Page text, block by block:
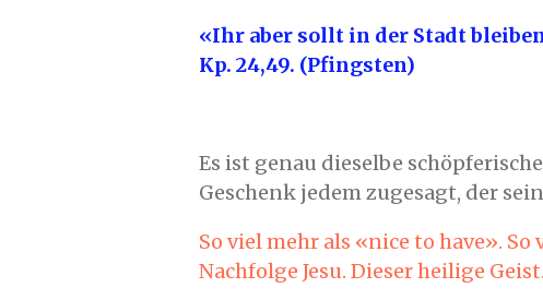
«Ihr aber sollt in der Stadt
Kp. 24,49. (Pfingsten)
Es ist genau dieselbe
Geschenk jedem zugesagt, der
So viel mehr als «nice to have».
Nachfolge Jesu. Dieser heilige